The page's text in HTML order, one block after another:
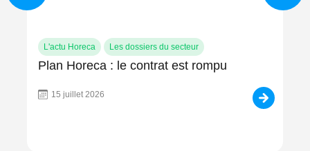
L'actu Horeca Les dossiers du secteur
Plan Horeca : le contrat est rompu
15 juillet 2026